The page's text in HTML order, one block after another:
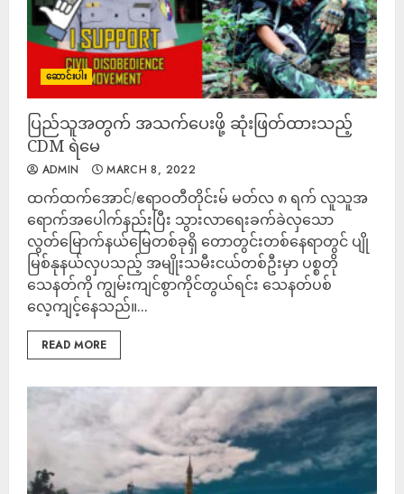
ဆောင်းပါး
ပြည်သူအတွက် အသက်ပေးဖို့ ဆုံးဖြတ်ထားသည့်
CDM ရဲမေ
ADMIN MARCH 8, 2022
ထက်ထက်အောင်/ဧရာဝတီတိုင်းမ် မတ်လ ၈ ရက် လူသူအ
ရောက်အပေါက်နည်းပြီး သွားလာရေးခက်ခဲလှသော
လွတ်မြောက်နယ်မြေတစ်ခုရှိ တောတွင်းတစ်နေရာတွင် ပျို
မြစ်နုနယ်လှပသည့် အမျိုးသမီးငယ်တစ်ဦးမှာ ပစ္စတို
သေနတ်ကို ကျွမ်းကျင်စွာကိုင်တွယ်ရင်း သေနတ်ပစ်
လေ့ကျင့်နေသည်။...
READ MORE